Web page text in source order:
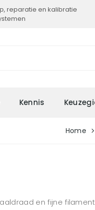
reparatie en kalibratie
Kennis
Home
en fijne